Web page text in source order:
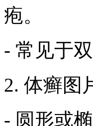
疱。
- 常见于
2. 体癣图
- 圆形或